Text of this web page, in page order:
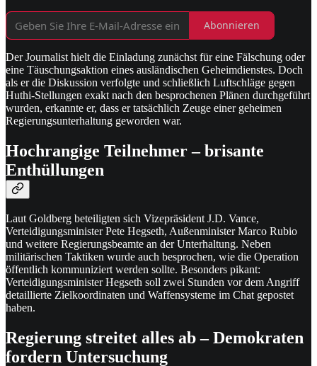
Abonnieren
Der Journalist hielt die Einladung zunächst für eine Fälschung oder
eine Täuschungsaktion eines ausländischen Geheimdienstes. Doch
als er die Diskussion verfolgte und schließlich Luftschläge gegen
Huthi-Stellungen exakt nach den besprochenen Plänen durchgeführt
wurden, erkannte er, dass er tatsächlich Zeuge einer geheimen
Regierungsunterhaltung geworden war.
Hochrangige Teilnehmer – brisante
Enthüllungen
Laut Goldberg beteiligten sich Vizepräsident J.D. Vance,
Verteidigungsminister Pete Hegseth, Außenminister Marco Rubio
und weitere Regierungsbeamte an der Unterhaltung. Neben
militärischen Taktiken wurde auch besprochen, wie die Operation
öffentlich kommuniziert werden sollte. Besonders pikant:
Verteidigungsminister Hegseth soll zwei Stunden vor dem Angriff
detaillierte Zielkoordinaten und Waffensysteme im Chat gepostet
haben.
Regierung streitet alles ab – Demokraten
fordern Untersuchung